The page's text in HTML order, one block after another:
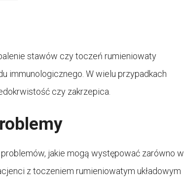
stawów czy toczeń rumieniowaty
immunologicznego. W wielu przypadkach
czy zakrzepica.
jakie mogą występować zarówno w
z toczeniem rumieniowatym układowym